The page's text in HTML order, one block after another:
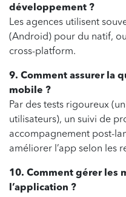
développement ?
Les agences utilisent
(Android) pour du natif,
cross-platform.
9. Comment assurer la
mobile ?
Par des tests rigoureux
utilisateurs), un suivi de
accompagnement post-
améliorer l’app selon les
10. Comment gérer les
l’application ?